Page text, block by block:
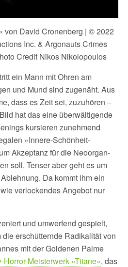
von David Cronenberg | © 2022
Inc. & Argonauts Crimes
Credit Nikos Nikolopoulos
ein Mann mit Ohren am
und Mund sind zugenäht. Aus
dass es Zeit sei, zuzuhören –
hat das eine überwältigende
kursieren zunehmend
»Innere-Schönheit-
Akzeptanz für die Neoorgan-
soll. Tenser aber geht es um
Da kommt ihm ein
verlockendes Angebot nur
und umwerfend gespielt,
erschütternde Radikalität von
mit der Goldenen Palme
Horror-Meisterwerk »Titane«, das